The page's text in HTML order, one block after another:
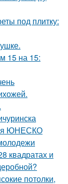
под плитку:
15 на 15:
ЮНЕСКО
квадратах и
потолки,